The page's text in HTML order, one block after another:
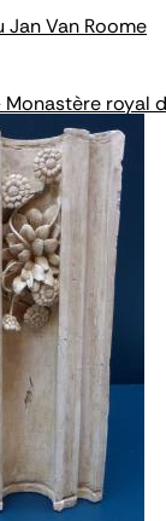
Jan Van Roome
royal